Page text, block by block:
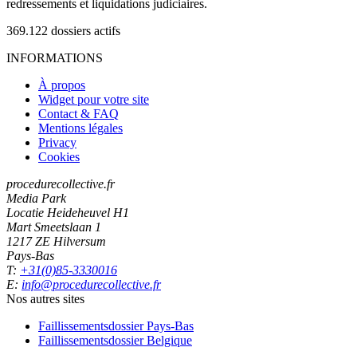
redressements et liquidations judiciaires.
369.122 dossiers actifs
INFORMATIONS
À propos
Widget pour votre site
Contact & FAQ
Mentions légales
Privacy
Cookies
procedurecollective.fr
Media Park
Locatie Heideheuvel H1
Mart Smeetslaan 1
1217 ZE Hilversum
Pays-Bas
T: +31(0)85-3330016
E: info@procedurecollective.fr
Nos autres sites
Faillissementsdossier Pays-Bas
Faillissementsdossier Belgique